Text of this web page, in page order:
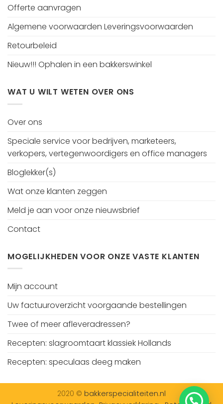
Offerte aanvragen
Algemene voorwaarden Leveringsvoorwaarden
Retourbeleid
Nieuw!!! Ophalen in een bakkerswinkel
WAT U WILT WETEN OVER ONS
Over ons
Speciale service voor bedrijven, marketeers,
verkopers, vertegenwoordigers en office managers
Bloglekker(s)
Wat onze klanten zeggen
Meld je aan voor onze nieuwsbrief
Contact
MOGELIJKHEDEN VOOR ONZE VASTE KLANTEN
Mijn account
Uw factuuroverzicht voorgaande bestellingen
Twee of meer afleveradressen?
Recepten: slagroomtaart klassiek Hollands
Recepten: speculaas deeg maken
2020 © bakkerspecialiteiten.nl